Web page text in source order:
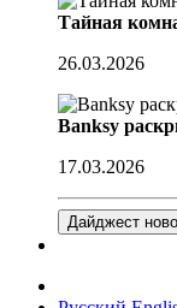
Тайная
26.03.2026
Banksy
17.03.2026
Дайджест